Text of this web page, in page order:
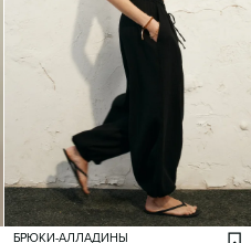
БРЮКИ-АЛЛАДИНЫ